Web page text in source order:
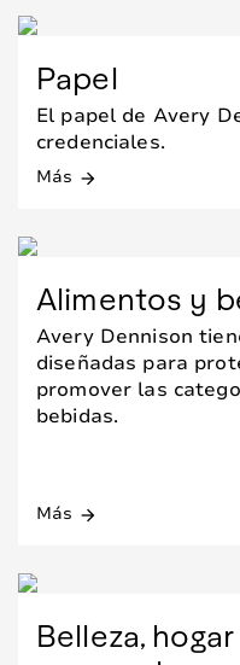
Papel
El papel de Avery
credenciales.
Más arrow_forward
Alimentos y
Avery Dennison
diseñadas para
promover las
bebidas.
Más arrow_forward
Belleza,